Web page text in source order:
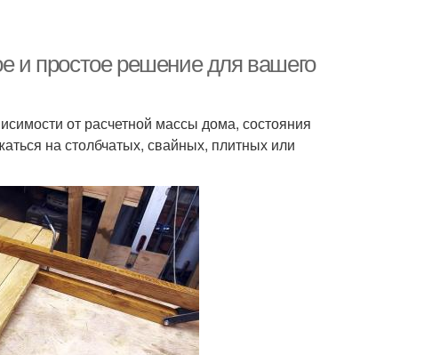
и простое решение для вашего
от расчетной массы дома, состояния
на столбчатых, свайных, плитных или